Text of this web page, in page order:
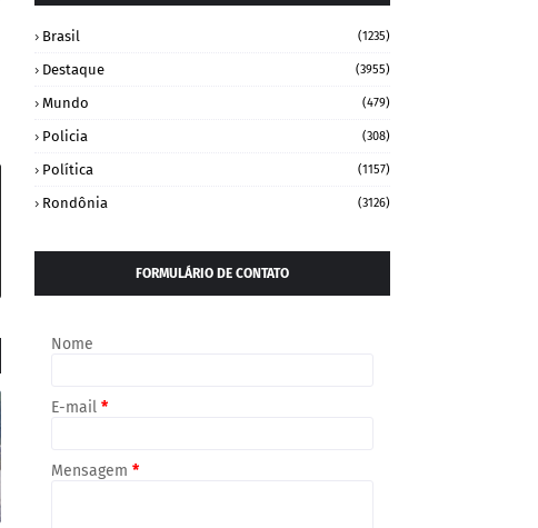
Brasil (1235)
Destaque (3955)
Mundo (479)
Policia (308)
Política (1157)
Rondônia (3126)
FORMULÁRIO DE CONTATO
Nome
E-mail *
Mensagem *